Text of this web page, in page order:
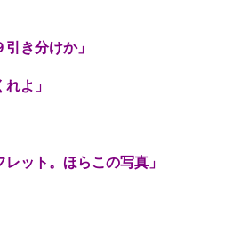
き分けか」
よ」
ット。ほらこの写真」